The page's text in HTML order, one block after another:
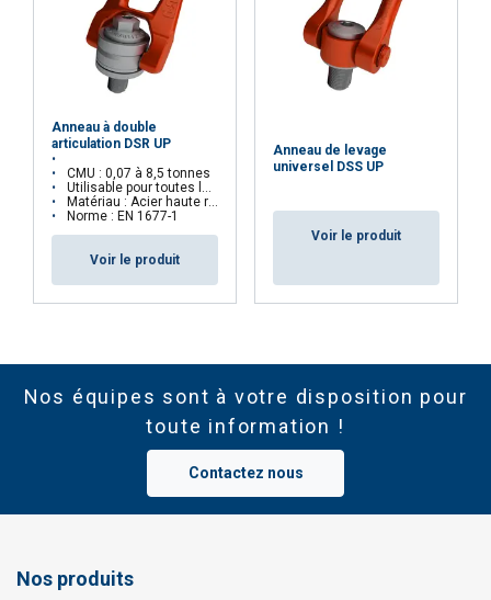
Anneau à double
articulation DSR UP
CMU : 0,07 à 8,5 tonnes
Utilisable pour toutes les configurations de levage
Matériau : Acier haute résistance
Norme : EN 1677-1
Voir le produit
Anneau de levage
universel DSS UP
Voir le produit
Nos équipes sont à votre disposition pour
toute information !
Contactez nous
Nos produits